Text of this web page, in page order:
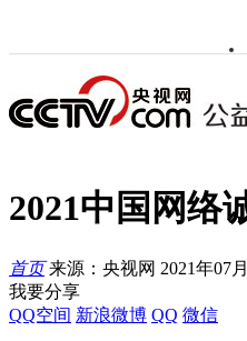
2021中国网络
首页 来源：央视网 2021年07
我要分享
QQ空间 新浪微博 QQ 微信